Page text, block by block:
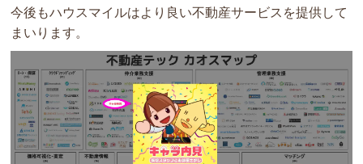
今後もハウスマイルはより良い不動産サービスを提供して
まいります。